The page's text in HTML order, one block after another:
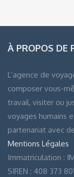
À PROPOS DE
L’agence de
composer vous-
travail, visiter ou
voyages humains
partenariat avec
Mentions Légales
Immatriculation :
SIREN : 408 373 801